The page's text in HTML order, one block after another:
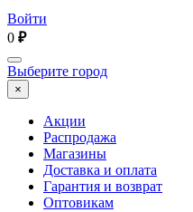
Войти
0 ₽
Выберите город
×
Акции
Распродажа
Магазины
Доставка и оплата
Гарантия и возврат
Оптовикам